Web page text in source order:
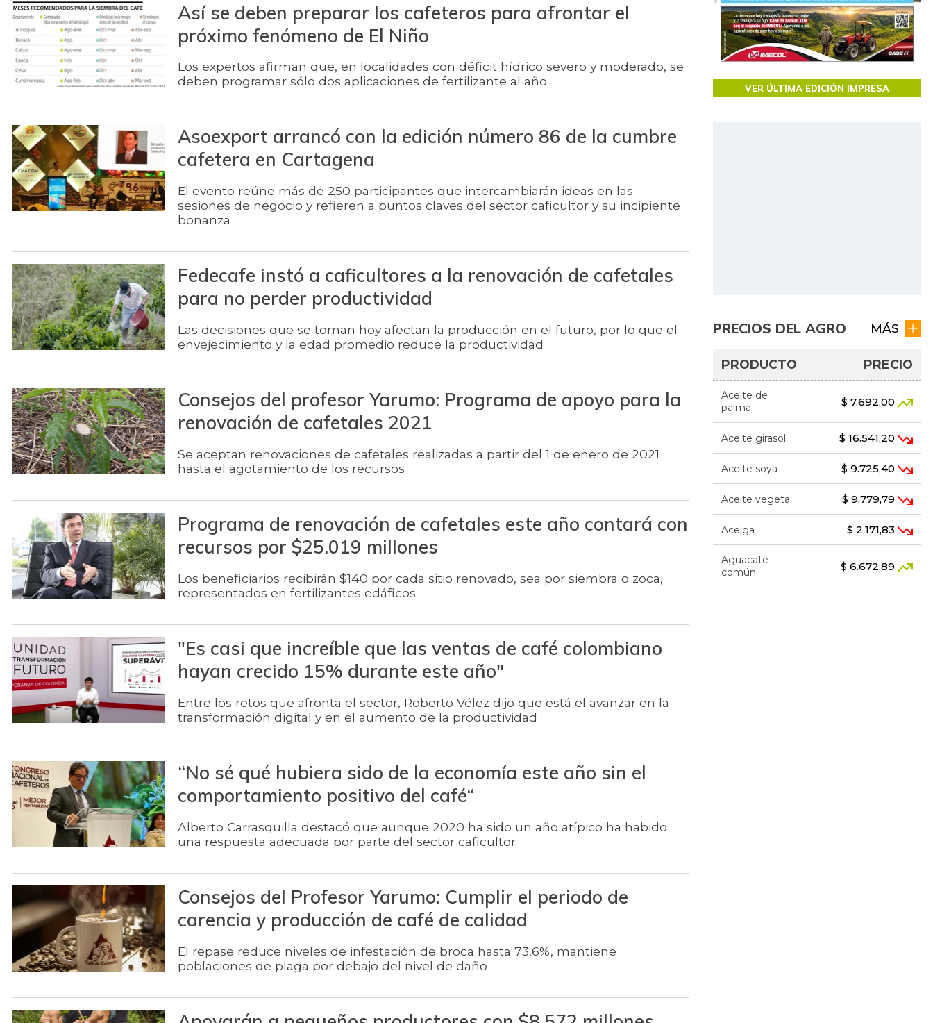
Así se deben preparar los cafeteros para afrontar el
próximo fenómeno de El Niño
Los expertos afirman que, en localidades con déficit hídrico severo y moderado, se
deben programar sólo dos aplicaciones de fertilizante al año
Asoexport arrancó con la edición número 86 de la cumbre
cafetera en Cartagena
El evento reúne más de 250 participantes que intercambiarán ideas en las
sesiones de negocio y refieren a puntos claves del sector caficultor y su incipiente
bonanza
Fedecafe instó a caficultores a la renovación de cafetales
para no perder productividad
Las decisiones que se toman hoy afectan la producción en el futuro, por lo que el
envejecimiento y la edad promedio reduce la productividad
Consejos del profesor Yarumo: Programa de apoyo para la
renovación de cafetales 2021
Se aceptan renovaciones de cafetales realizadas a partir del 1 de enero de 2021
hasta el agotamiento de los recursos
Programa de renovación de cafetales este año contará con
recursos por $25.019 millones
Los beneficiarios recibirán $140 por cada sitio renovado, sea por siembra o zoca,
representados en fertilizantes edáficos
"Es casi que increíble que las ventas de café colombiano
hayan crecido 15% durante este año"
Entre los retos que afronta el sector, Roberto Vélez dijo que está el avanzar en la
transformación digital y en el aumento de la productividad
“No sé qué hubiera sido de la economía este año sin el
comportamiento positivo del café“
Alberto Carrasquilla destacó que aunque 2020 ha sido un año atípico ha habido
una respuesta adecuada por parte del sector caficultor
Consejos del Profesor Yarumo: Cumplir el periodo de
carencia y producción de café de calidad
El repase reduce niveles de infestación de broca hasta 73,6%, mantiene
poblaciones de plaga por debajo del nivel de daño
VER ÚLTIMA EDICIÓN IMPRESA
PRECIOS DEL AGRO MÁS
PRODUCTO PRECIO
Aceite de
palma
$ 7.692,00
Aceite girasol $ 16.541,20
Aceite soya $ 9.725,40
Aceite vegetal $ 9.779,79
Acelga $ 2.171,83
Aguacate
común
$ 6.672,89